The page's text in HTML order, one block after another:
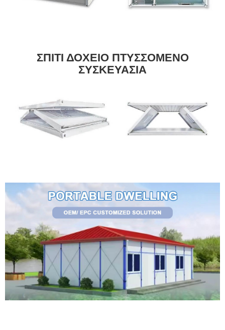
ΣΠΙΤΙ ΔΟΧΕΙΟ ΠΤΥΣΣΟΜΕΝΟ
ΣΥΣΚΕΥΑΣΙΑ